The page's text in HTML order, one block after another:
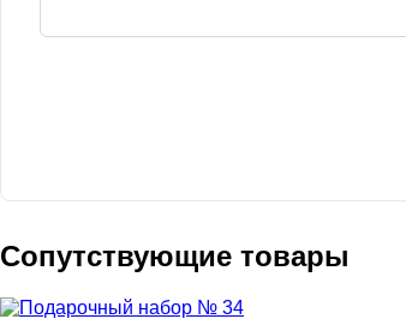
Сопутствующие товары